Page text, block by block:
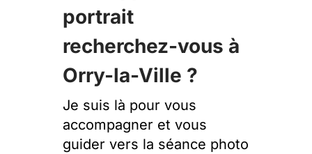
portrait
recherchez-vous à
Orry-la-Ville ?
Je suis là pour vous
accompagner et vous
guider vers la séance photo